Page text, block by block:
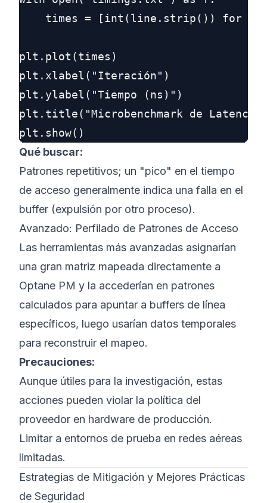
times = [int(line.strip()) for
plt.plot(times)
plt.xlabel("Iteración")
plt.ylabel("Tiempo (ns)")
plt.title("Microbenchmark de Latencia
Qué buscar:
Patrones repetitivos; un "pico" en el tiempo
de acceso generalmente indica una falla en el
buffer (expulsión por otro proceso).
Avanzado: Perfilado de Patrones de Acceso
Las herramientas más avanzadas asignarían
una gran matriz mapeada directamente a
Optane PM y la accederían en patrones
calculados para apuntar a buffers de línea
específicos, luego usarían datos temporales
para reconstruir el mapeo.
Precauciones:
Aunque útiles para la investigación, estas
acciones pueden violar la política del
proveedor en hardware de producción.
Limitar a entornos de prueba en redes aéreas
limitadas.
Estrategias de Mitigación y Mejores Prácticas
de Seguridad